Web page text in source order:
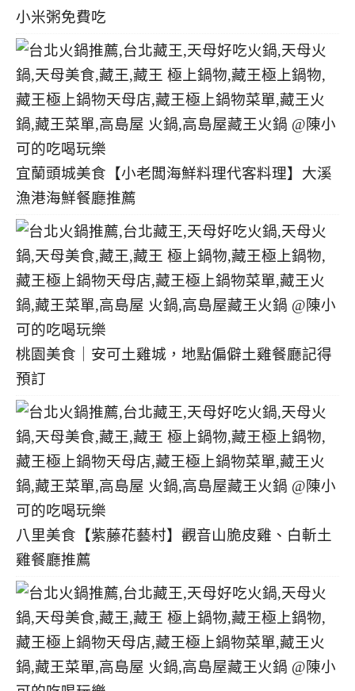
小米粥免費吃
宜蘭頭城美食【小老闆海鮮料理代客料理】大溪
漁港海鮮餐廳推薦
桃園美食｜安可土雞城，地點偏僻土雞餐廳記得
預訂
八里美食【紫藤花藝村】觀音山脆皮雞、白斬土
雞餐廳推薦